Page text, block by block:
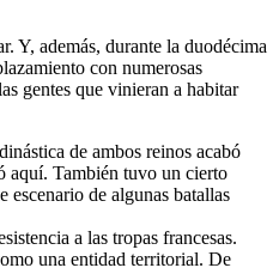
Y, además, durante la duodécima
con numerosas
gentes que vinieran a habitar
de ambos reinos acabó
aquí. También tuvo un cierto
de algunas batallas
a las tropas francesas.
una entidad territorial. De